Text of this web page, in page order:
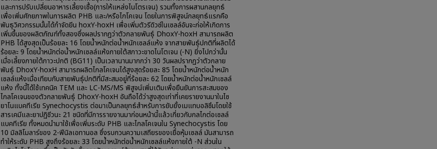
และการปรับเปลี่ยนอาหารเลี้ยงเชื้อ(การให้แหล่งไนโตรเจน) รวมทั้งการผสานกลยุทธ์
เพื่อเพิ่มศักยภาพในการผลิต PHB และ/หรือไกโคเจน โดยในการพิสูจน์กลยุทธ์แรกคือ
พันธุวิศวกรรมนั้นได้กำจัดยีน hoxY-hoxH เพื่อเพิ่มตัวรีดิวซ์ในเซลล์อันจะก่อให้เกิดการ
เพิ่มขึ้นของผลิตภัณฑ์ทั้งสองซึ่งผลปรากฏว่าตัวกลายพันธุ์ DhoxY-hoxH สามารถผลิต
PHB ได้สูงสุดเป็นร้อยละ 16 โดยน้ำหนักต่อน้ำหนักเซลล์แห้ง จากสายพันธุ์ปกติที่ผลิตได้
ร้อยละ 9 โดยน้ำหนักต่อน้ำหนักเซลล์แห้งภายใต้สภาวะขาดไนโตเจน (-N) ยิ่งไปกว่านั้น
เมื่อเลี้ยงภายใต้ภาวะปกติ (BG11) เป็นเวลานานมากกว่า 30 วันผลปรากฏว่าตัวกลาย
พันธุ์ DhoxY-hoxH สามารถผลิตไกลโคเจนได้สูงสุดร้อยละ 85 โดยน้ำหนักต่อน้ำหนัก
เซลล์แห้งเมื่อเทียบกับสายพันธุ์ปกติที่มีสะสมอยู่ที่ร้อยละ 62 โดยน้ำหนักต่อน้ำหนักเซลล์
แห้ง ทั้งนี้ได้ใช้เทคนิค TEM และ LC-MS/MS พิสูจน์เพิ่มเติมเพื่อยืนยันการสะสมของ
ไกลโคเจนของตัวกลายพันธุ์ DhoxY-hoxH อันถือได้ว่าสูงสุดเท่าที่เคยรายงานมาในไซ
ยาโนแบคทีเรีย Synechocystis ต่อมาเป็นกลยุทธ์สำหรับการยับยั้งเมแทบอลิซึมโดยใช้
สารเคมีและยาปฏิชีวนะ 21 ชนิดที่มีการรายงานมาก่อนหน้านี้แล้วเกี่ยวกับกลไกต่อเซลล์
แบคทีเรีย ทั้งหมดนำมาใช้เพื่อเพิ่มระดับ PHB และไกลโคเจนใน Synechocystis โดย
10 มิลลิโมลาร์ของ 2-ฟีนิลเอทานอล ซึ่งรบกวนความเสถียรของเยื่อหุ้มเซลล์ มันสามารถ
ทำให้ระดับ PHB สูงถึงร้อยละ 33 โดยน้ำหนักต่อน้ำหนักเซลล์แห้งภายใต้ -N ส่วนใน